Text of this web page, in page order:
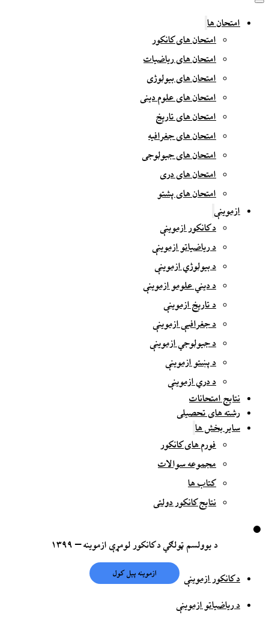
امتحان ها
امتحان های کانکور
امتحان های ریاضیات
امتحان های بیولوژی
امتحان های علوم دینی
امتحان های تاریخ
امتحان های جغرافیه
امتحان های جیولوجی
امتحان های دری
امتحان های پشتو
ازموینې
د کانکور ازموینې
د ریاضیاتو ازموینې
د بیولوژي ازموینې
د دیني علومو ازموینې
د تاریخ ازموینې
د جغرافیې ازموینې
د جیولوجي ازموینې
د پښتو ازموینې
د دري ازموینې
نتایج امتحانات
رشته های تحصیلی
سایر بخش ها
فورم های کانکور
مجموعه سوالات
کتاب ها
نتایج کانکور دولتی
د یوولسم ټولګي د کانکور لومړې ازموینه – ۱۳۹۹
د کانکور ازموینې
د ریاضیاتو ازموینې